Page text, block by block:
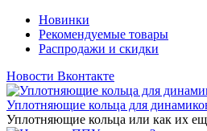
Новинки
Рекомендуемые товары
Распродажи и скидки
Новости Вконтакте
Уплотняющие кольца для
Уплотняющие кольца или как их